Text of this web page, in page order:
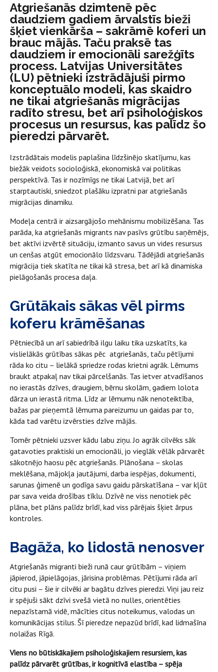
Atgriešanās dzimtenē pēc
daudziem gadiem ārvalstīs bieži
šķiet vienkārša – sakrāmē koferi un
brauc mājās. Taču praksē tas
daudziem ir emocionāli sarežģīts
process. Latvijas Universitātes
(LU) pētnieki izstrādājuši pirmo
konceptuālo modeli, kas skaidro
ne tikai atgriešanās migrācijas
radīto stresu, bet arī psiholoģiskos
procesus un resursus, kas palīdz šo
pieredzi pārvarēt.
Izstrādātais modelis paplašina līdzšinējo skatījumu, kas
biežāk veidots socioloģiskā, ekonomiskā vai politikas
perspektīvā. Tas ir nozīmīgs ne tikai Latvijā, bet arī
starptautiski, sniedzot plašāku izpratni par atgriešanās
migrācijas dinamiku.
Modeļa centrā ir aizsargājošo mehānismu mobilizēšana. Tas
parāda, ka atgriešanās migrants nav pasīvs grūtību saņēmējs,
bet aktīvi izvērtē situāciju, izmanto savus un vides resursus
un cenšas atgūt emocionālo līdzsvaru. Tādējādi atgriešanās
migrācija tiek skatīta ne tikai kā stresa, bet arī kā dinamiska
pielāgošanās procesa daļa.
Grūtākais sākas vēl pirms
koferu krāmēšanas
Pētniecībā un arī sabiedrībā ilgu laiku tika uzskatīts, ka
vislielākās grūtības sākas pēc atgriešanās, taču pētījumi
rāda ko citu – lielākā spriedze rodas krietni agrāk. Lēmums
braukt atpakaļ nav tikai pārcelšanās. Tas ietver atvadīšanos
no ierastās dzīves, draugiem, bērnu skolām, gadiem lolota
dārza un ierastā ritma. Līdz ar lēmumu nāk nenoteiktība,
bažas par pieņemtā lēmuma pareizumu un gaidas par to,
kāda tad varētu izvērsties dzīve mājās.
Tomēr pētnieki uzsver kādu labu ziņu. Jo agrāk cilvēks sāk
gatavoties praktiski un emocionāli, jo vieglāk vēlāk pārvarēt
sākotnējo haosu pēc atgriešanās. Plānošana – skolas
meklēšana, mājokļa jautājumi, darba iespējas, dokumenti,
sarunas ģimenē un godīga savu gaidu pārskatīšana – var kļūt
par sava veida drošības tīklu. Dzīvē ne viss nenotiek pēc
plāna, bet plāns palīdz brīdī, kad viss pārējais šķiet ārpus
kontroles.
Bagāža, ko lidostā nenosver
Atgriešanās migranti bieži runā caur grūtībām – viņiem
jāpierod, jāpielāgojas, jārisina problēmas. Pētījumi rāda arī
citu pusi – šie ir cilvēki ar bagātu dzīves pieredzi. Viņi jau reiz
ir spējuši sākt dzīvi svešā vietā no nulles, orientēties
nepazīstamā vidē, mācīties citus noteikumus, valodas un
komunikācijas stilus. Šī pieredze nepazūd brīdī, kad lidmašīna
nolaižas Rīgā.
Viens no būtiskākajiem psiholoģiskajiem resursiem, kas
palīdz pārvarēt grūtības, ir kognitīvā elastība – spēja